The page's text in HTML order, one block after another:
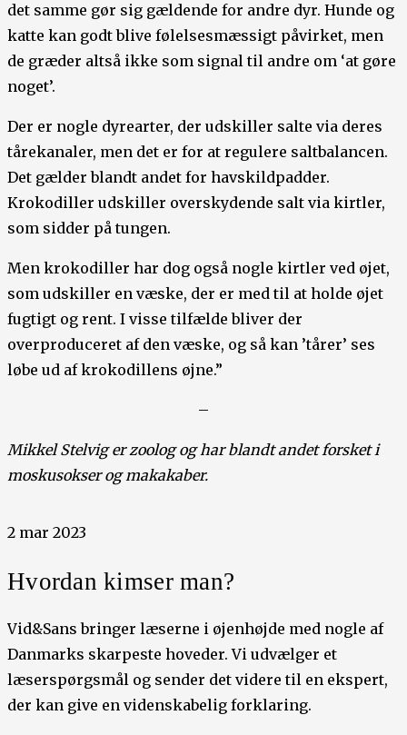
det samme gør sig gældende for andre dyr. Hunde og
katte kan godt blive følelsesmæssigt påvirket, men
de græder altså ikke som signal til andre om ‘at gøre
noget’.
Der er nogle dyrearter, der udskiller salte via deres
tårekanaler, men det er for at regulere saltbalancen.
Det gælder blandt andet for havskildpadder.
Krokodiller udskiller overskydende salt via kirtler,
som sidder på tungen.
Men krokodiller har dog også nogle kirtler ved øjet,
som udskiller en væske, der er med til at holde øjet
fugtigt og rent. I visse tilfælde bliver der
overproduceret af den væske, og så kan ’tårer’ ses
løbe ud af krokodillens øjne.”
–
Mikkel Stelvig er zoolog og har blandt andet forsket i
moskusokser og makakaber.
2 mar 2023
Hvordan kimser man?
Vid&Sans bringer læserne i øjenhøjde med nogle af
Danmarks skarpeste hoveder. Vi udvælger et
læserspørgsmål og sender det videre til en ekspert,
der kan give en videnskabelig forklaring.